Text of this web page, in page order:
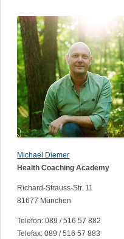
Michael Diemer
Health Coaching Academy
Richard-Strauss-Str. 11
81677 München
Telefon: 089 / 516 57 882
Telefax: 089 / 516 57 883